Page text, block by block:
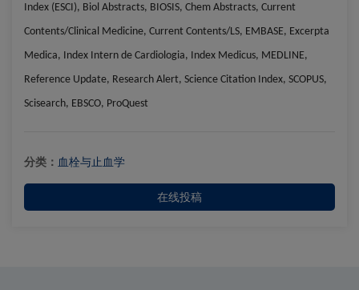
Index (ESCI), Biol Abstracts, BIOSIS, Chem Abstracts, Current
Contents/Clinical Medicine, Current Contents/LS, EMBASE, Excerpta
Medica, Index Intern de Cardiologia, Index Medicus, MEDLINE,
Reference Update, Research Alert, Science Citation Index, SCOPUS,
Scisearch, EBSCO, ProQuest
分类： 血栓与止血学
在线投稿